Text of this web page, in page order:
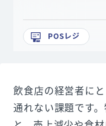
POSレジ
飲食店の経営者に
通れない課題です